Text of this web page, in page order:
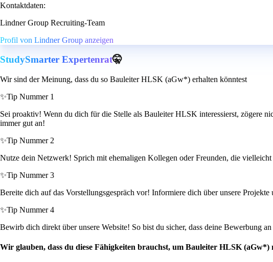
Kontaktdaten:
Lindner Group Recruiting-Team
Profil von Lindner Group anzeigen
StudySmarter Expertenrat🤫
Wir sind der Meinung, dass du so Bauleiter HLSK (aGw*) erhalten könntest
✨Tip Nummer 1
Sei proaktiv! Wenn du dich für die Stelle als Bauleiter HLSK interessierst, zögere
immer gut an!
✨Tip Nummer 2
Nutze dein Netzwerk! Sprich mit ehemaligen Kollegen oder Freunden, die
✨Tip Nummer 3
Bereite dich auf das Vorstellungsgespräch vor! Informiere dich über unsere
✨Tip Nummer 4
Bewirb dich direkt über unsere Website! So bist du sicher, dass deine Bewerbung
Wir glauben, dass du diese Fähigkeiten brauchst, um Bauleiter HLSK (aGw*)